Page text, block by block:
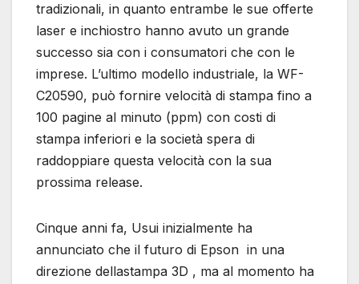
tradizionali, in quanto entrambe le sue offerte
laser e inchiostro hanno avuto un grande
successo sia con i consumatori che con le
imprese. L’ultimo modello industriale, la WF-
C20590, può fornire velocità di stampa fino a
100 pagine al minuto (ppm) con costi di
stampa inferiori e la società spera di
raddoppiare questa velocità con la sua
prossima release.
Cinque anni fa, Usui inizialmente ha
annunciato che il futuro di Epson in una
direzione dellastampa 3D , ma al momento ha